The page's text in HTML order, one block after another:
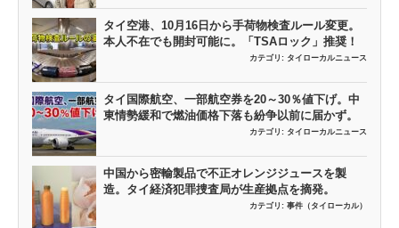
タイ空港、10月16日から手荷物検査ルール変更。
本人不在でも開封可能に。「TSAロック」推奨！
カテゴリ: タイローカルニュース
タイ国際航空、一部航空券を20～30％値下げ。中
東情勢緩和で燃油価格下落も紛争以前に届かず。
カテゴリ: タイローカルニュース
中国から密輸製品で不正オレンジジュースを製
造。タイ経済犯罪捜査局が生産拠点を摘発。
カテゴリ: 事件（タイローカル）